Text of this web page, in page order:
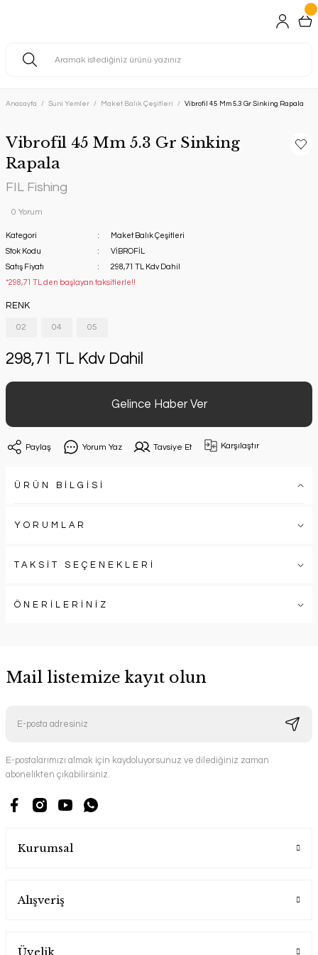
Anasayfa Suni Yemler Maket Balık Çeşitleri Vibrofil 45 Mm 5.3 Gr Sinking Rapala
Vibrofil 45 Mm 5.3 Gr Sinking
Rapala
FIL Fishing
0 Yorum
Kategori
Maket Balık Çeşitleri
Stok Kodu
VİBROFİL
Satış Fiyatı
298,71 TL Kdv Dahil
*298,71 TL den başlayan taksitlerle!!
RENK
02 04 05
298,71 TL Kdv Dahil
Gelince Haber Ver
Paylaş Yorum Yaz Tavsiye Et Karşılaştır
ÜRÜN BİLGİSİ
YORUMLAR
TAKSİT SEÇENEKLERİ
ÖNERİLERİNİZ
Mail listemize kayıt olun
E-postalarımızı almak için kaydoluyorsunuz ve dilediğiniz zaman
abonelikten çıkabilirsiniz.
Kurumsal
Alışveriş
Üyelik